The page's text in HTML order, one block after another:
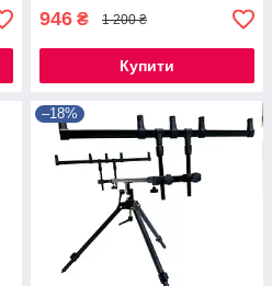
946 ₴ 1 200 ₴
Купити
–18%